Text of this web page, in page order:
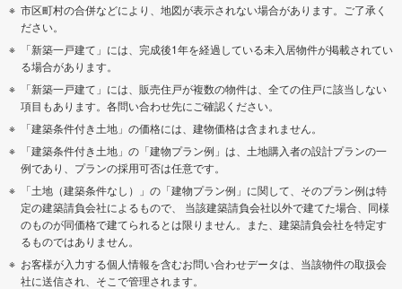
市区町村の合併などにより、地図が表示されない場合があります。ご了承く
ださい。
「新築一戸建て」には、完成後1年を経過している未入居物件が掲載されてい
る場合があります。
「新築一戸建て」には、販売住戸が複数の物件は、全ての住戸に該当しない
項目もあります。各問い合わせ先にご確認ください。
「建築条件付き土地」の価格には、建物価格は含まれません。
「建築条件付き土地」の「建物プラン例」は、土地購入者の設計プランの一
例であり、プランの採用可否は任意です。
「土地（建築条件なし）」の「建物プラン例」に関して、そのプラン例は特
定の建築請負会社によるもので、 当該建築請負会社以外で建てた場合、同様
のものが同価格で建てられるとは限りません。また、建築請負会社を特定す
るものではありません。
お客様が入力する個人情報を含むお問い合わせデータは、当該物件の取扱会
社に送信され、そこで管理されます。